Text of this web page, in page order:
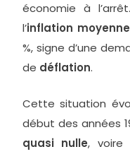
économie à
l’inflation moyenne
%, signe d’une
de déflation.
Cette situation
début des années
quasi nulle, voire